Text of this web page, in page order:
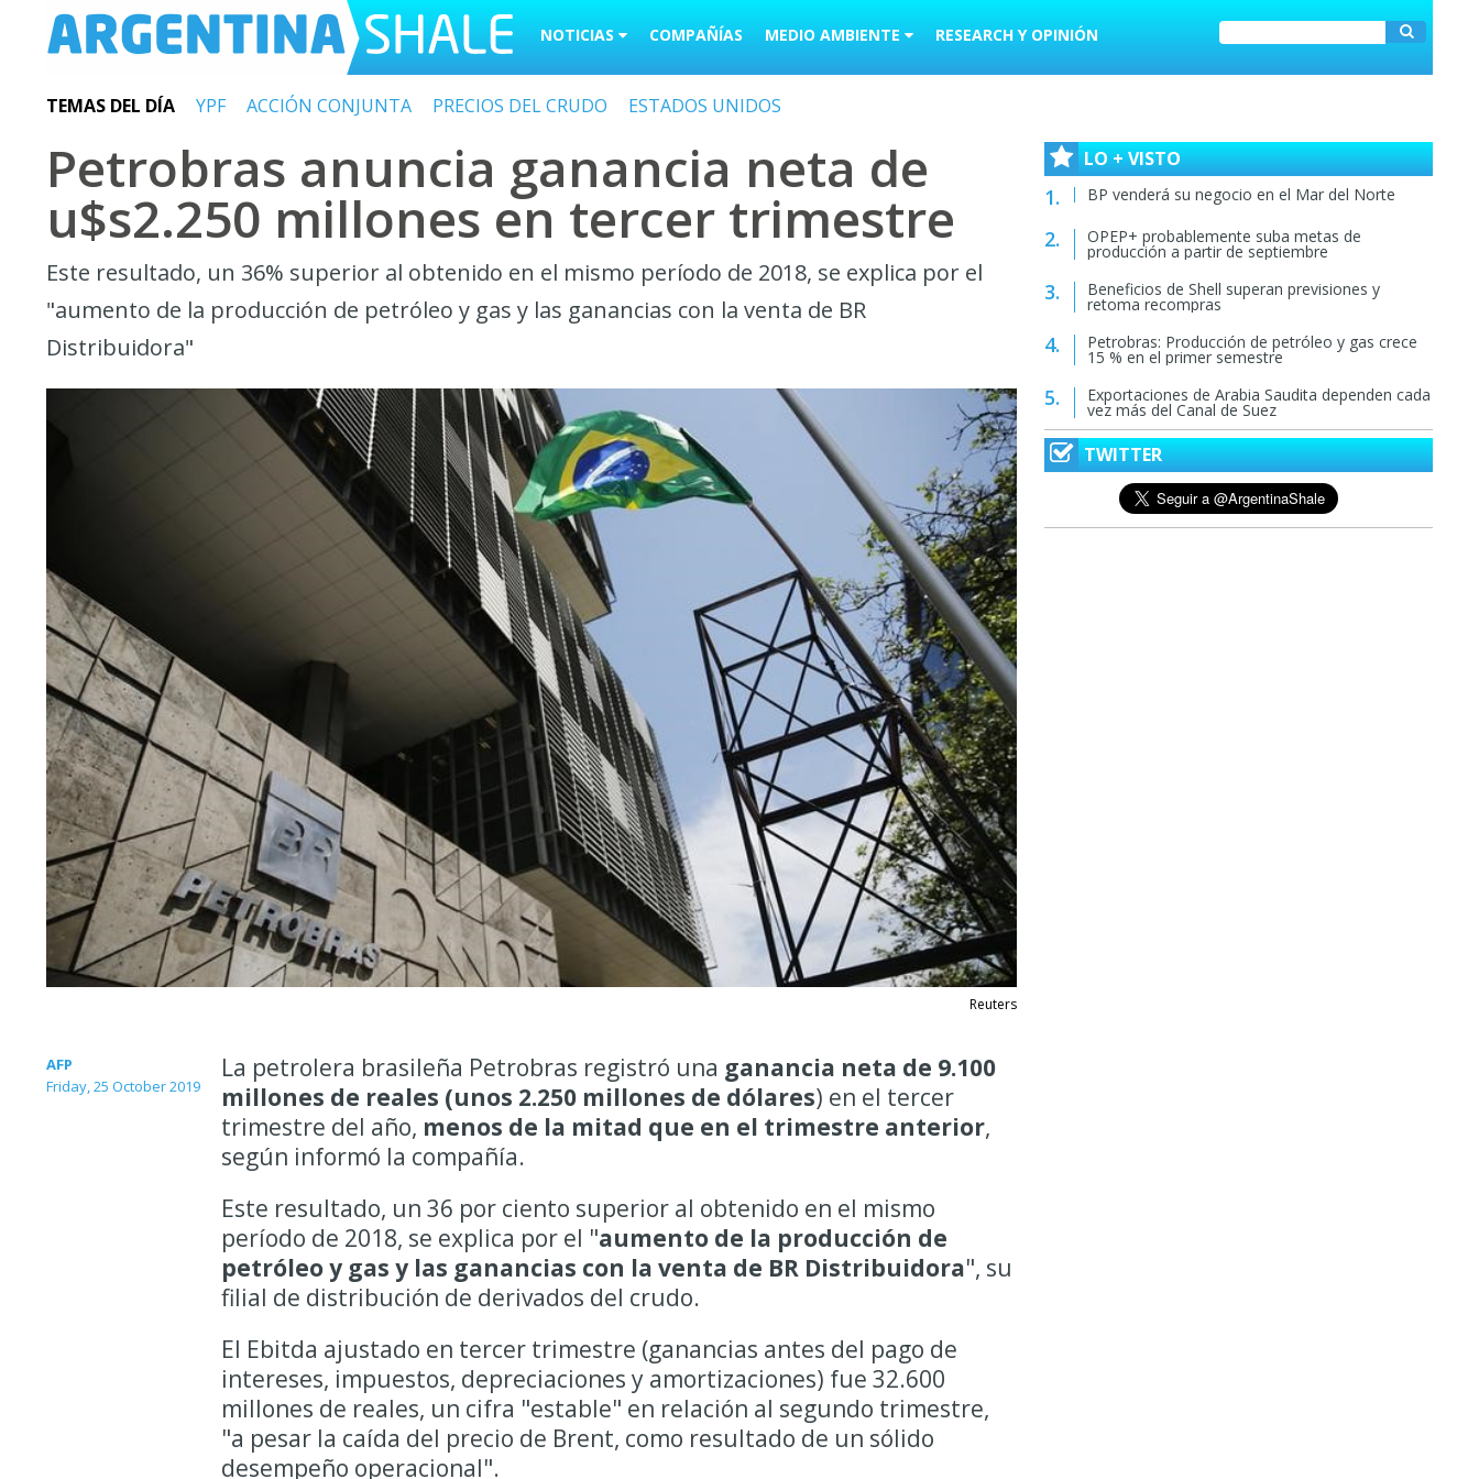
NOTICIAS COMPAÑÍAS MEDIO AMBIENTE RESEARCH Y OPINIÓN
TEMAS DEL DÍA YPF ACCIÓN CONJUNTA PRECIOS DEL CRUDO ESTADOS UNIDOS
Petrobras anuncia ganancia neta de
u$s2.250 millones en tercer trimestre
Este resultado, un 36% superior al obtenido en el mismo período de 2018, se explica por el
"aumento de la producción de petróleo y gas y las ganancias con la venta de BR
Distribuidora"
Reuters
AFP
Friday, 25 October 2019
La petrolera brasileña Petrobras registró una ganancia neta de 9.100
millones de reales (unos 2.250 millones de dólares) en el tercer
trimestre del año, menos de la mitad que en el trimestre anterior,
según informó la compañía.
Este resultado, un 36 por ciento superior al obtenido en el mismo
período de 2018, se explica por el "aumento de la producción de
petróleo y gas y las ganancias con la venta de BR Distribuidora", su
filial de distribución de derivados del crudo.
El Ebitda ajustado en tercer trimestre (ganancias antes del pago de
intereses, impuestos, depreciaciones y amortizaciones) fue 32.600
millones de reales, un cifra "estable" en relación al segundo trimestre,
"a pesar la caída del precio de Brent, como resultado de un sólido
desempeño operacional".
LO + VISTO
BP venderá su negocio en el Mar del Norte
OPEP+ probablemente suba metas de
producción a partir de septiembre
Beneficios de Shell superan previsiones y
retoma recompras
Petrobras: Producción de petróleo y gas crece
15 % en el primer semestre
Exportaciones de Arabia Saudita dependen cada
vez más del Canal de Suez
TWITTER